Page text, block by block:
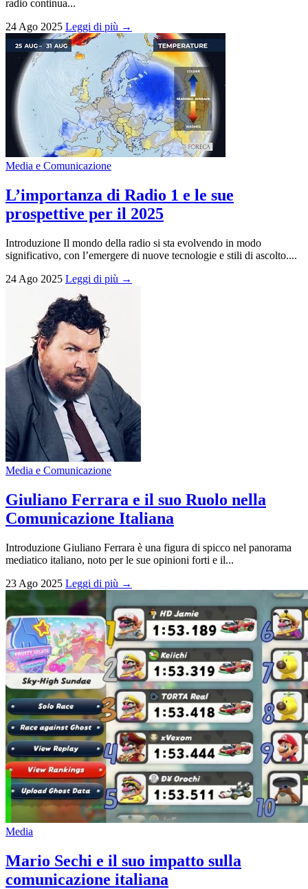
radio continua...
24 Ago 2025 Leggi di più →
Media e Comunicazione
L’importanza di Radio 1 e le sue
prospettive per il 2025
Introduzione Il mondo della radio si sta evolvendo in modo
significativo, con l’emergere di nuove tecnologie e stili di ascolto....
24 Ago 2025 Leggi di più →
Media e Comunicazione
Giuliano Ferrara e il suo Ruolo nella
Comunicazione Italiana
Introduzione Giuliano Ferrara è una figura di spicco nel panorama
mediatico italiano, noto per le sue opinioni forti e il...
23 Ago 2025 Leggi di più →
Media
Mario Sechi e il suo impatto sulla
comunicazione italiana